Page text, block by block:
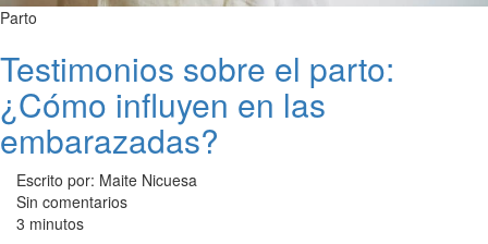
Parto
Testimonios sobre el parto:
¿Cómo influyen en las
embarazadas?
Escrito por: Maite Nicuesa
Sin comentarios
3 minutos